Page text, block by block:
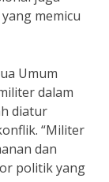
memicu
Umum
dalam
diatur
“Militer
dan
politik yang